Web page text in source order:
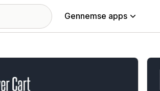
Gennemse apps